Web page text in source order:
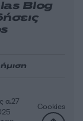
Blog
α.27
Cookies